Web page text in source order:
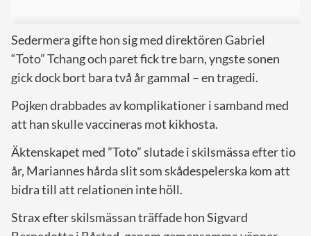
Sedermera gifte hon sig med direktören Gabriel
“Toto” Tchang och paret fick tre barn, yngste sonen
gick dock bort bara två år gammal – en tragedi.
Pojken drabbades av komplikationer i samband med
att han skulle vaccineras mot kikhosta.
Äktenskapet med ”Toto” slutade i skilsmässa efter tio
år, Mariannes hårda slit som skådespelerska kom att
bidra till att relationen inte höll.
Strax efter skilsmässan träffade hon Sigvard